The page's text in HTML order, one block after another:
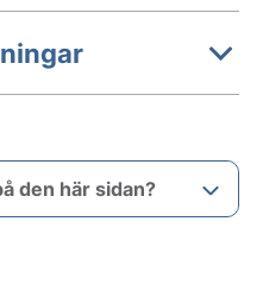
den här sidan?